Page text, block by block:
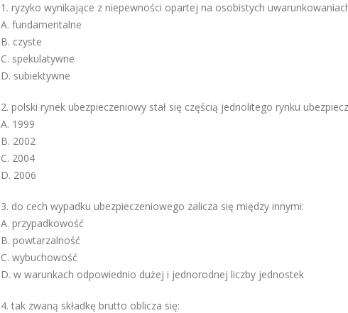
1. ryzyko wynikające z niepewności opartej na osobistych
A. fundamentalne
B. czyste
C. spekulatywne
D. subiektywne
2. polski rynek ubezpieczeniowy stał się częścią jednolitego rynku
A. 1999
B. 2002
C. 2004
D. 2006
3. do cech wypadku ubezpieczeniowego zalicza się między innymi:
A. przypadkowość
B. powtarzalność
C. wybuchowość
D. w warunkach odpowiednio dużej i jednorodnej liczby jednostek
4. tak zwaną składkę brutto oblicza się: